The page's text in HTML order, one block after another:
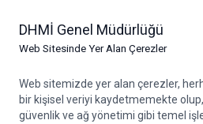
DHMİ Genel Müdürlüğü
Web Sitesinde Yer Alan Çerezler
Web sitemizde yer alan çerezler,
bir kişisel veriyi kaydetmemekte olup,
güvenlik ve ağ yönetimi gibi temel
Devlet Hava Meydanları
Müdürlüğü